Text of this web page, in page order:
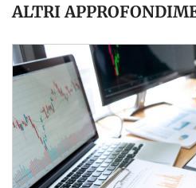
ALTRI